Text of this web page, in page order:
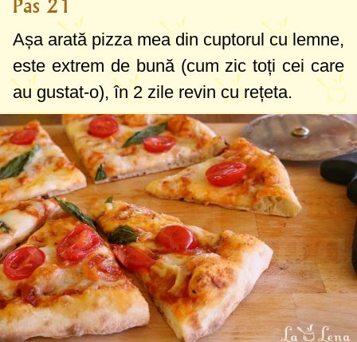
Pas 21
Așa arată pizza mea din cuptorul cu lemne,
este extrem de bună (cum zic toți cei care
au gustat-o), în 2 zile revin cu rețeta.